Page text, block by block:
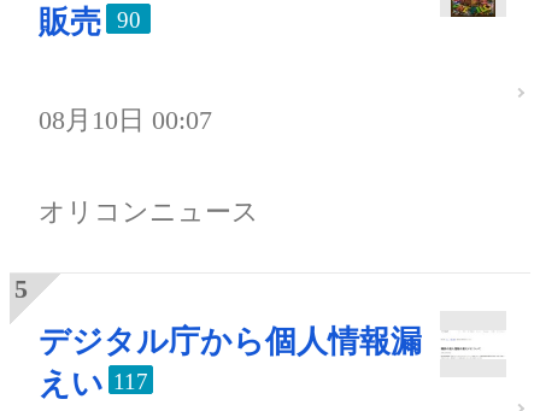
販売
90
08月10日 00:07
オリコンニュース
デジタル庁から個人情報漏
えい 117